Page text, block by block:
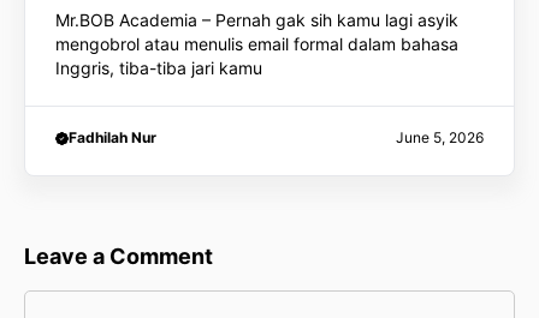
Mr.BOB Academia – Pernah gak sih kamu lagi asyik
mengobrol atau menulis email formal dalam bahasa
Inggris, tiba-tiba jari kamu
Fadhilah Nur June 5, 2026
Leave a Comment